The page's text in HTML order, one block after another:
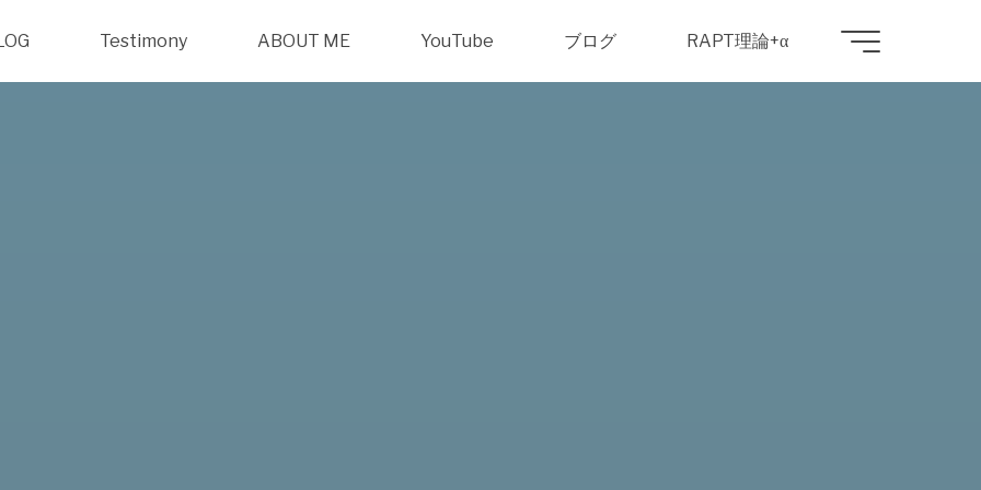
Testimony ABOUT ME YouTube ブログ RAPT理論+α